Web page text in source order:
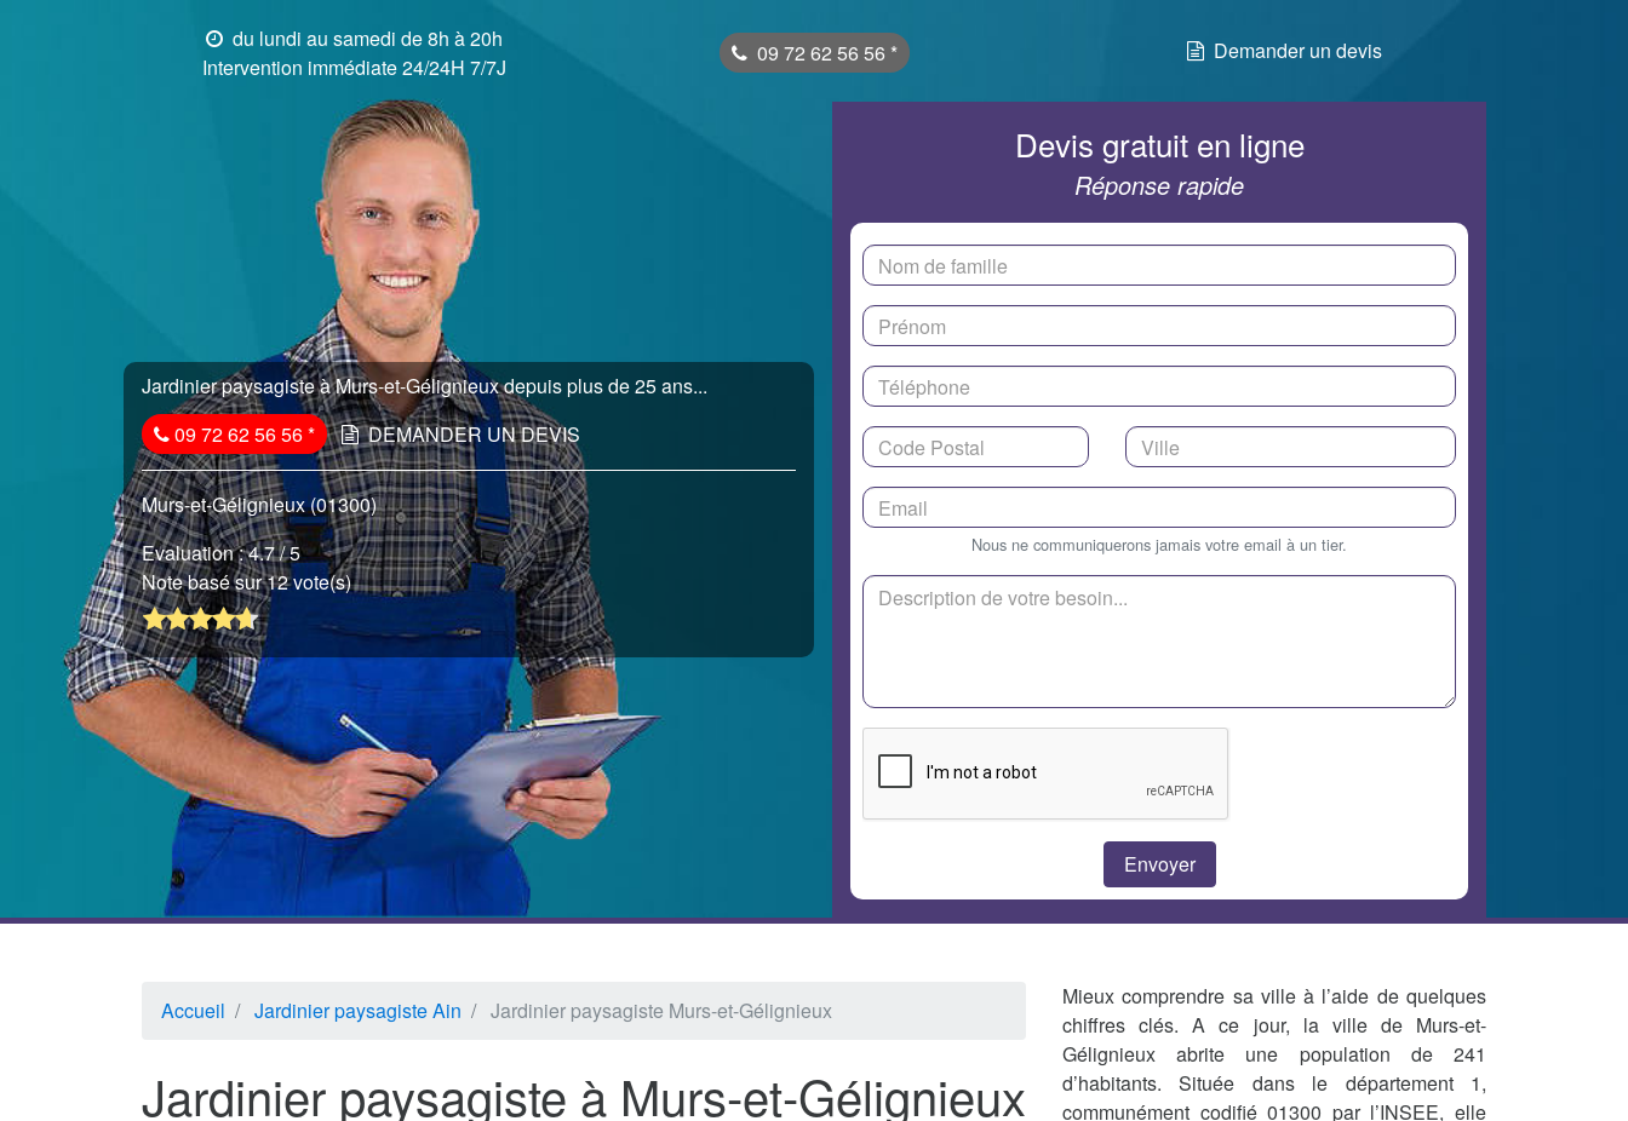
du lundi au samedi de 8h à 20h
Intervention immédiate 24/24H 7/7J
09 72 62 56 56 * Demander un devis
Jardinier paysagiste à Murs-et-Gélignieux depuis plus de 25 ans...
09 72 62 56 56* DEMANDER UN DEVIS
Murs-et-Gélignieux (01300)
Evaluation :4.7/ 5
Note basé sur 12 vote(s)
Devis gratuit en ligne
Réponse rapide
Nous ne communiquerons jamais votre email à un tier.
Accueil Jardinier paysagiste Ain Jardinier paysagiste Murs-et-Gélignieux
Jardinier paysagiste à Murs-et-Gélignieux
Mieux comprendre sa ville à l’aide de quelques
chiffres clés. A ce jour, la ville de Murs-et-
Gélignieux abrite une population de 241
d’habitants. Située dans le département 1,
communément codifié 01300 par l’INSEE, elle